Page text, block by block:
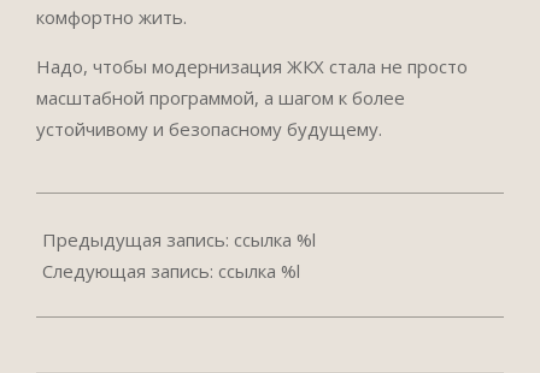
комфортно жить.
Надо, чтобы модернизация ЖКХ стала не просто
масштабной программой, а шагом к более
устойчивому и безопасному будущему.
11-
20
Предыдущая запись: ссылка %l
Следующая запись: ссылка %l